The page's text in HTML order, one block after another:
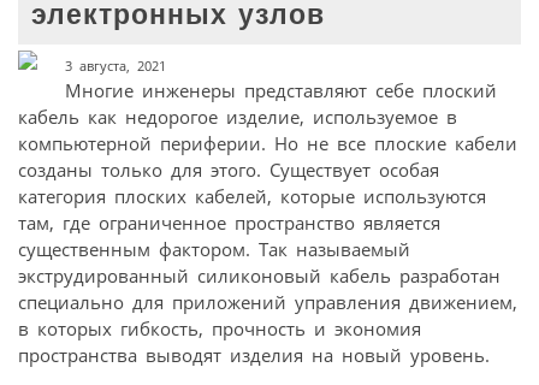
электронных узлов
3 августа, 2021
Многие инженеры представляют себе плоский
кабель как недорогое изделие, используемое в
компьютерной периферии. Но не все плоские кабели
созданы только для этого. Существует особая
категория плоских кабелей, которые используются
там, где ограниченное пространство является
существенным фактором. Так называемый
экструдированный силиконовый кабель разработан
специально для приложений управления движением,
в которых гибкость, прочность и экономия
пространства выводят изделия на новый уровень.